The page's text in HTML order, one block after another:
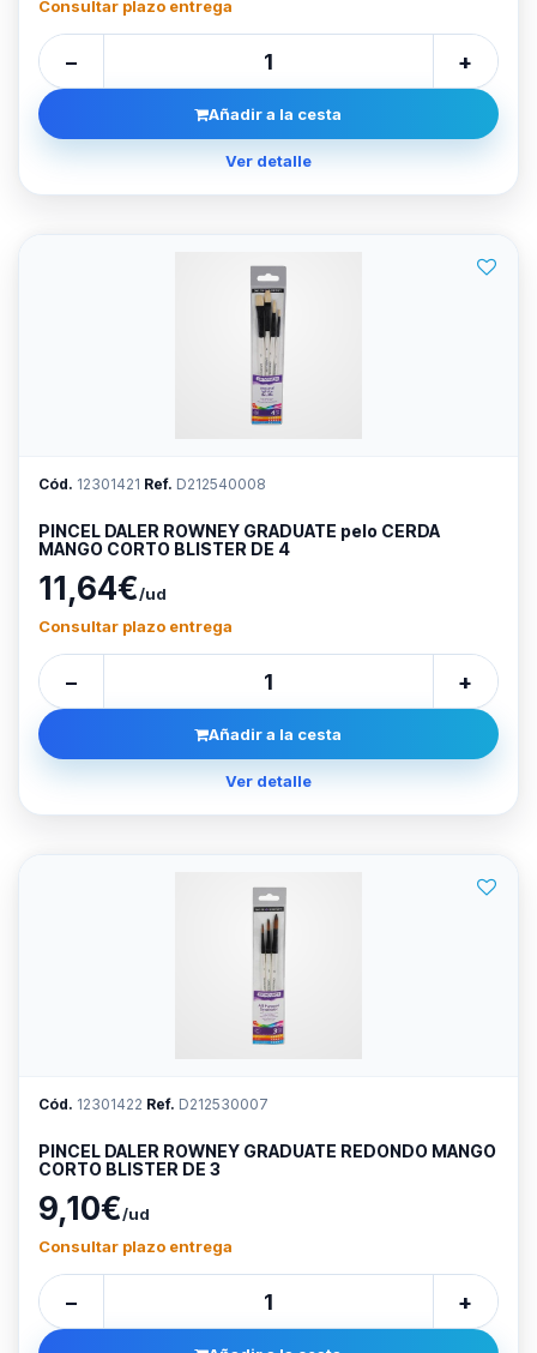
Consultar plazo entrega
− +
Añadir a la cesta
Ver detalle
Cód. 12301421 Ref. D212540008
PINCEL DALER ROWNEY GRADUATE pelo CERDA
MANGO CORTO BLISTER DE 4
11,64€/ud
Consultar plazo entrega
− +
Añadir a la cesta
Ver detalle
Cód. 12301422 Ref. D212530007
PINCEL DALER ROWNEY GRADUATE REDONDO MANGO
CORTO BLISTER DE 3
9,10€/ud
Consultar plazo entrega
− +